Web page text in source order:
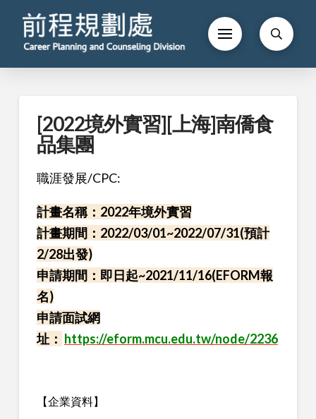
[2022境外實習][上海]南僑食
品集團
職涯發展/CPC:
計畫名稱：2022年境外實習
計畫期間：2022/03/01~2022/07/31(預計
2/28出發)
申請期間：即日起~2021/11/16(EFORM報
名)
申請面試網
址： https://eform.mcu.edu.tw/node/2236
【企業資料】